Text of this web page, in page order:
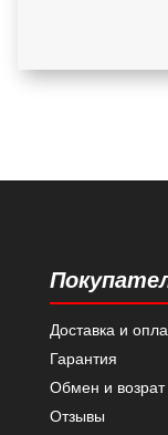
Доставка и
Гарантия
Обмен и возрат
Отзывы